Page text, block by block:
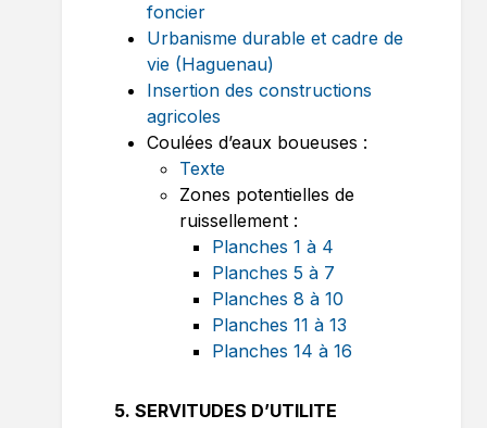
foncier
Urbanisme durable et cadre de
vie (Haguenau)
Insertion des constructions
agricoles
Coulées d’eaux boueuses :
Texte
Zones potentielles de
ruissellement :
Planches 1 à 4
Planches 5 à 7
Planches 8 à 10
Planches 11 à 13
Planches 14 à 16
5. SERVITUDES D’UTILITE